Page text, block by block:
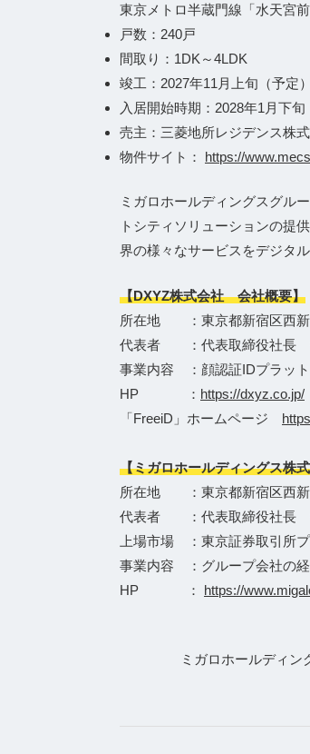
東京メトロ半蔵門線「水天宮
戸数：240戸
間取り：1DK～4LDK
竣工：2027年11月上旬（予定）
入居開始時期：2028年1月下旬
売主：三菱地所レジデンス株
物件サイト： https://
ミガロホールディングスグル
トシティソリューションの提
界の様々なサービスをデジタ
【DXYZ株式会社 会社概要】
所在地 ：東京都新宿区西新
代表者 ：代表取締役社長
事業内容 ：顔認証IDプラッ
HP ： https://dxyz.co.jp/
「FreeiD」ホームページ
【ミガロホールディングス株
所在地 ：東京都新宿区西新
代表者 ：代表取締役社長
上場市場 ：東京証券取引所
事業内容 ：グループ会社の
HP ： https://
ミガロホールディ